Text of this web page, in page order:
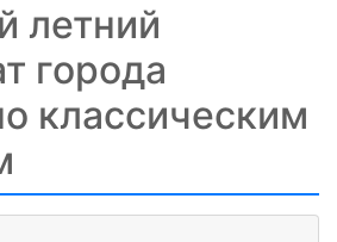
летний
города
классическим